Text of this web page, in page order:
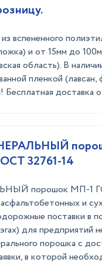
вспененного
и от 15мм до
область). В
пленкой (лавсан,
доставка
32761-14
порошок МП-1
и
поставки в
для предприятий
порошка с
в которой